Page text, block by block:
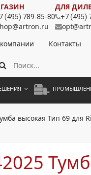
(495) 789-85-80
ДЛЯ
+7 (495)
Контакты
высокая Тип 69 для